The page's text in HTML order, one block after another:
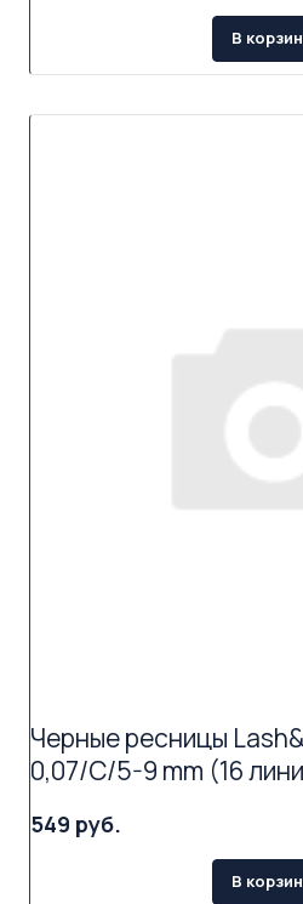
В
Черные ресницы
0,07/C/5-9 mm (16
549 руб.
В